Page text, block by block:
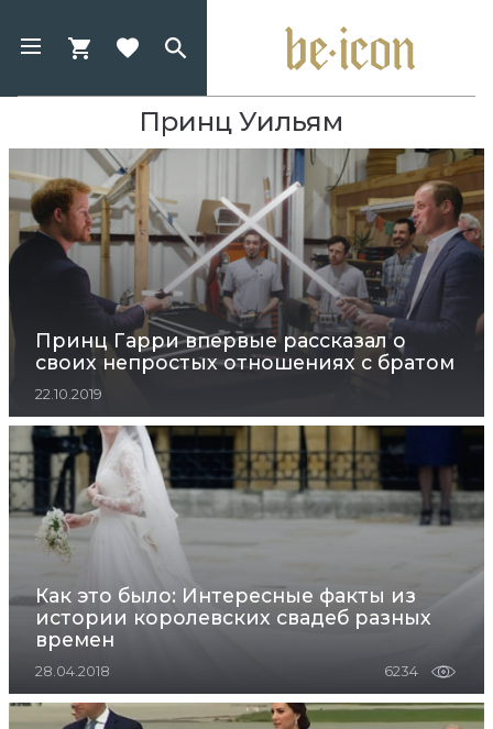
Принц Уильям
Принц Гарри впервые рассказал о
своих непростых отношениях с братом
22.10.2019
Как это было: Интересные факты из
истории королевских свадеб разных
времен
28.04.2018 6234